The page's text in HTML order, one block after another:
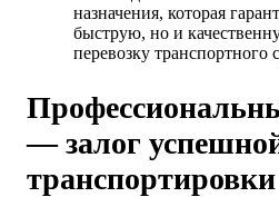
назначения, которая
быструю, но и
перевозку транспортного
— залог